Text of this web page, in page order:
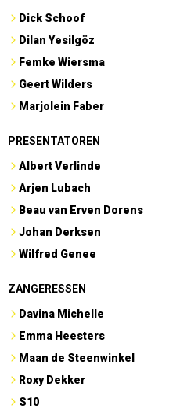
Dick Schoof
Dilan Yesilgöz
Femke Wiersma
Geert Wilders
Marjolein Faber
PRESENTATOREN
Albert Verlinde
Arjen Lubach
Beau van Erven Dorens
Johan Derksen
Wilfred Genee
ZANGERESSEN
Davina Michelle
Emma Heesters
Maan de Steenwinkel
Roxy Dekker
S10